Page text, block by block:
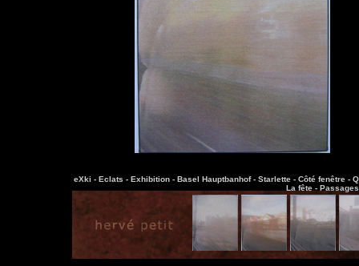
eXki - Eclats - Exhibition - Basel Hauptbanhof - Starlette - Côté fenêtre -
La fête -